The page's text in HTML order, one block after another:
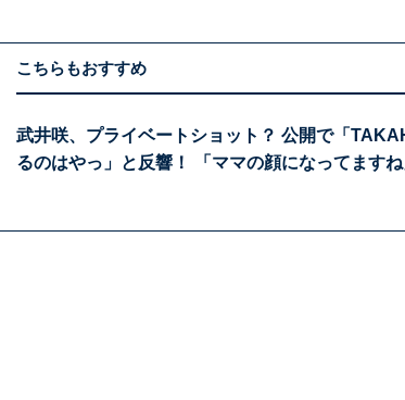
こちらもおすすめ
武井咲、プライベートショット？ 公開で「
るのはやっ」と反響！ 「ママの顔になってますね